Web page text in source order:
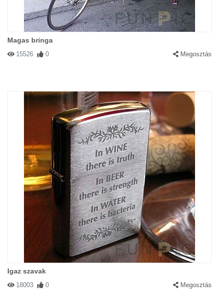
Magas bringa
15526 0 Megosztás
Igaz szavak
18003 0 Megosztás